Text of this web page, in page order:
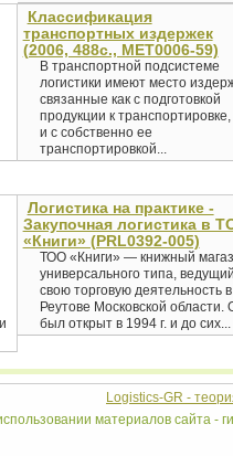
Классификация
транспортных издержек
(2006, 488с., MET0006-59)
В транспортной подсистеме
логистики имеют место
связанные как с подготовкой
продукции к транспортировке,
и с собственно ее
транспортировкой...
Логистика на практике -
Закупочная логистика в
«Книги» (PRL0392-005)
ТОО «Книги» — книжный
универсального типа,
свою торговую деятельность в
Реутове Московской области.
был открыт в 1994 г. и до сих...
Logistics-GR -
материалов сайта -